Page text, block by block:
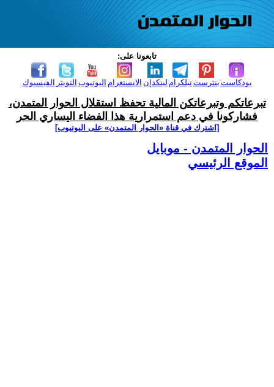
تابعونا على:
الفيسبوك التويتر اليوتيوب الانستغرام لينكدإن تيلكرامبنترست بودكاست
تبرعاتكم وتبرعاتكن المالية تحفظ استقلال الحوار المتمدن،
فشاركونا في دعم استمرارية هذا الفضاء اليساري الحر
[اشترك في قناة ‫«الحوار المتمدن» على اليوتيوب]
الحوار المتمدن - موبايل
الموقع الرئيسي